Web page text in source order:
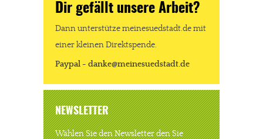
Dir gefällt unsere Arbeit?
Dann unterstütze meinesuedstadt.de mit
einer kleinen Direktspende.
Paypal - danke@meinesuedstadt.de
NEWSLETTER
Wählen Sie den Newsletter den Sie